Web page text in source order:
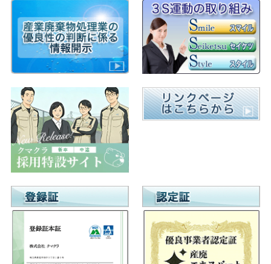
ナ
ビ
ー
ョ